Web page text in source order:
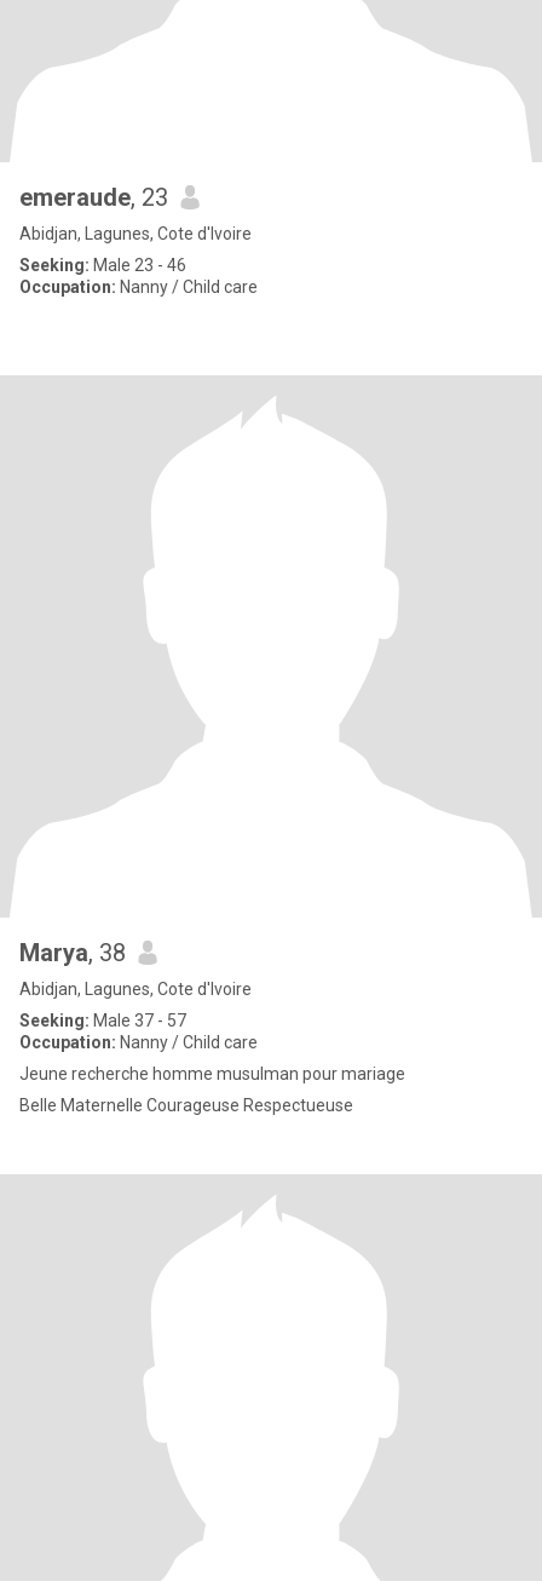
emeraude, 23
Abidjan, Lagunes, Cote d'Ivoire
Seeking: Male 23 - 46
Occupation: Nanny / Child care
Marya, 38
Abidjan, Lagunes, Cote d'Ivoire
Seeking: Male 37 - 57
Occupation: Nanny / Child care
Jeune recherche homme musulman pour mariage
Belle Maternelle Courageuse Respectueuse